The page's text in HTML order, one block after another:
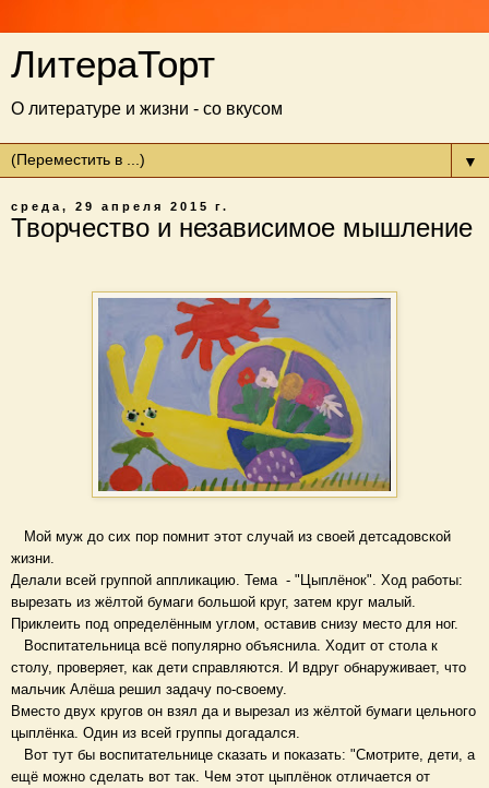
ЛитераТорт
О литературе и жизни - со вкусом
▼
среда, 29 апреля 2015 г.
Творчество и независимое мышление
Мой муж до сих пор помнит этот случай из своей детсадовской
жизни.
Делали всей группой аппликацию. Тема - "Цыплёнок". Ход работы:
вырезать из жёлтой бумаги большой круг, затем круг малый.
Приклеить под определённым углом, оставив снизу место для ног.
Воспитательница всё популярно объяснила. Ходит от стола к
столу, проверяет, как дети справляются. И вдруг обнаруживает, что
мальчик Алёша решил задачу по-своему.
Вместо двух кругов он взял да и вырезал из жёлтой бумаги цельного
цыплёнка. Один из всей группы догадался.
Вот тут бы воспитательнице сказать и показать: "Смотрите, дети, а
ещё можно сделать вот так. Чем этот цыплёнок отличается от